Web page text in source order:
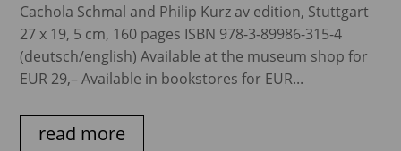
Cachola Schmal and Philip Kurz av edition, Stuttgart
27 x 19, 5 cm, 160 pages ISBN 978-3-89986-315-4
(deutsch/english) Available at the museum shop for
EUR 29,– Available in bookstores for EUR...
read more